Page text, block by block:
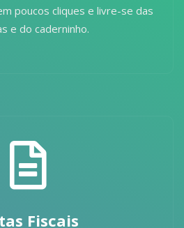
poucos cliques e livre-se das
e do caderninho.
Fiscais